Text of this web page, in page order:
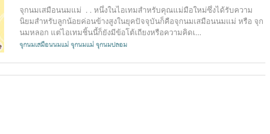
จุกนมเสมือนนมแม่ . . หนึ่งในไอเทมสำหรับคุณแม่มือใหม่ซึ่งได้รับความ
นิยมสำหรับลูกน้อยค่อนข้างสูงในยุคปัจจุบันก็คือจุกนมเสมือนนมแม่ หรือ จุก
นมหลอก แต่ไอเทมชิ้นนี้ก็ยังมีข้อโต้เถียงหรือความคิดเ...
จุกนมเสมือนนมแม่จุกนมแม่จุกนมปลอม